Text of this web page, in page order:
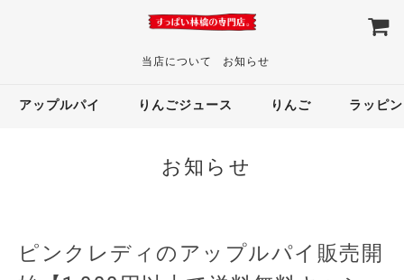
当店について お知らせ
アップルパイ りんごジュース りんご ラッピ
お知らせ
ピンクレディのアップルパイ販売開